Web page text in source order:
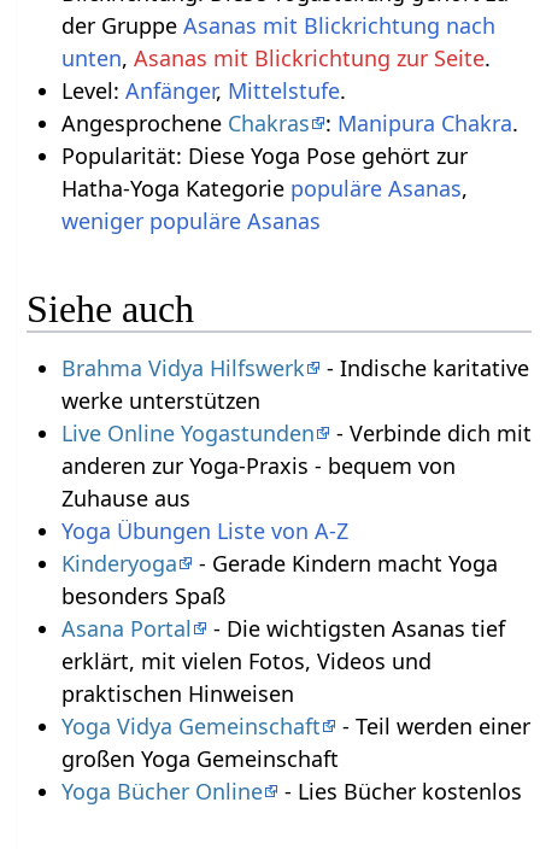
der Gruppe Asanas mit Blickrichtung nach
unten, Asanas mit Blickrichtung zur Seite.
Level: Anfänger, Mittelstufe.
Angesprochene Chakras : Manipura Chakra.
Popularität: Diese Yoga Pose gehört zur
Hatha-Yoga Kategorie populäre Asanas,
weniger populäre Asanas
Siehe auch
Brahma Vidya Hilfswerk
- Indische karitative
werke unterstützen
Live Online Yogastunden
- Verbinde dich mit
anderen zur Yoga-Praxis - bequem von
Zuhause aus
Yoga Übungen Liste von A-Z
Kinderyoga
- Gerade Kindern macht Yoga
besonders Spaß
Asana Portal
- Die wichtigsten Asanas tief
erklärt, mit vielen Fotos, Videos und
praktischen Hinweisen
Yoga Vidya Gemeinschaft
- Teil werden einer
großen Yoga Gemeinschaft
Yoga Bücher Online
- Lies Bücher kostenlos